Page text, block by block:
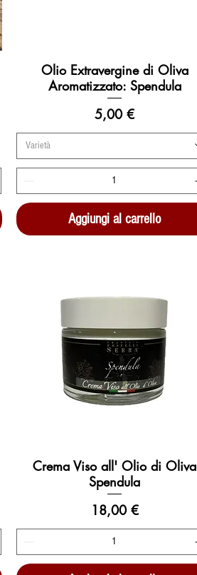
Vista rapida
Olio Extravergine di Oliva
Aromatizzato: Spendula
Prezzo
5,00 €
Varietà
Aggiungi al carrello
Vista rapida
Crema Viso all' Olio di Oliva
Spendula
Prezzo
18,00 €